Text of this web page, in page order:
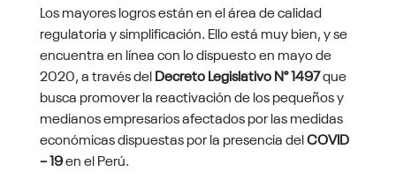
Los mayores logros están en el área de calidad
regulatoria y simplificación. Ello está muy bien, y se
encuentra en línea con lo dispuesto en mayo de
2020, a través delDecreto Legislativo N° 1497que
busca promover la reactivación de los pequeños y
medianos empresarios afectados por las medidas
económicas dispuestas por la presencia delCOVID
– 19en el Perú.